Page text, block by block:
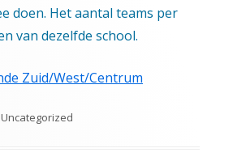
doen. Het aantal teams per
van dezelfde school.
Zuid/West/Centrum
Uncategorized